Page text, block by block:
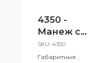
4350 -
Манеж с
одним
входом
SKU: 4350
Габаритные